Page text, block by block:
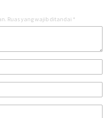
Ruas yang wajib ditandai *